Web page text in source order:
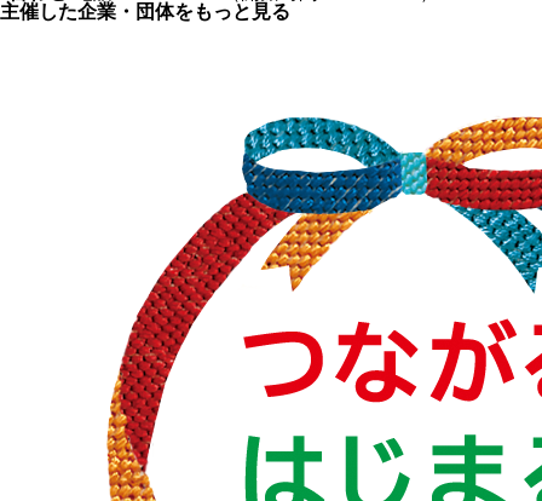
主催した企業・団体をもっと見る